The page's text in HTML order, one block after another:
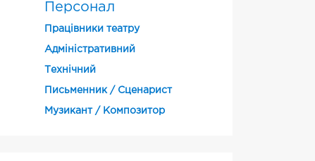
Персонал
Працівники театру
Адміністративний
Технічний
Письменник / Сценарист
Музикант / Композитор